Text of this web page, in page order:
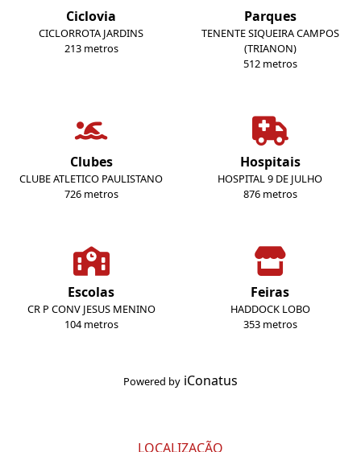
Ciclovia
CICLORROTA JARDINS
213 metros
Parques
TENENTE SIQUEIRA CAMPOS
(TRIANON)
512 metros
Clubes
CLUBE ATLETICO PAULISTANO
726 metros
Hospitais
HOSPITAL 9 DE JULHO
876 metros
Escolas
CR P CONV JESUS MENINO
104 metros
Feiras
HADDOCK LOBO
353 metros
Powered by iConatus
LOCALIZAÇÃO